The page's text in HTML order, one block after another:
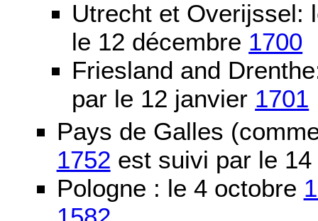
Utrecht et Overijssel:
le 12 décembre 1700
Friesland and
par le 12 janvier 1701
Pays de Galles
1752 est suivi par le
Pologne : le 4 octobre